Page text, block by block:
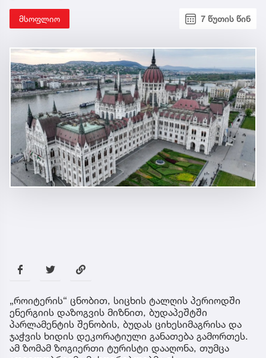
მსოფლიო 7 წუთის წინ
„როიტერის“ ცნობით, სიცხის ტალღის პერიოდში
ენერგიის დაზოგვის მიზნით, ბუდაპეშტში
პარლამენტის შენობის, ბუდას ციხესიმაგრისა და
ჯაჭვის ხიდის დეკორატიული განათება გამორთეს.
ამ ზომამ ზოგიერთი ტურისტი დააღონა, თუმცა